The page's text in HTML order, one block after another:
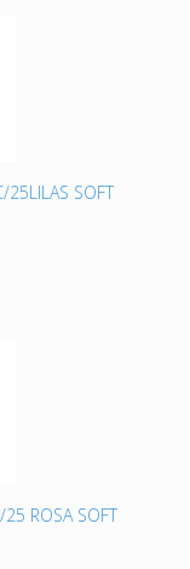
25LILAS SOFT
ROSA SOFT